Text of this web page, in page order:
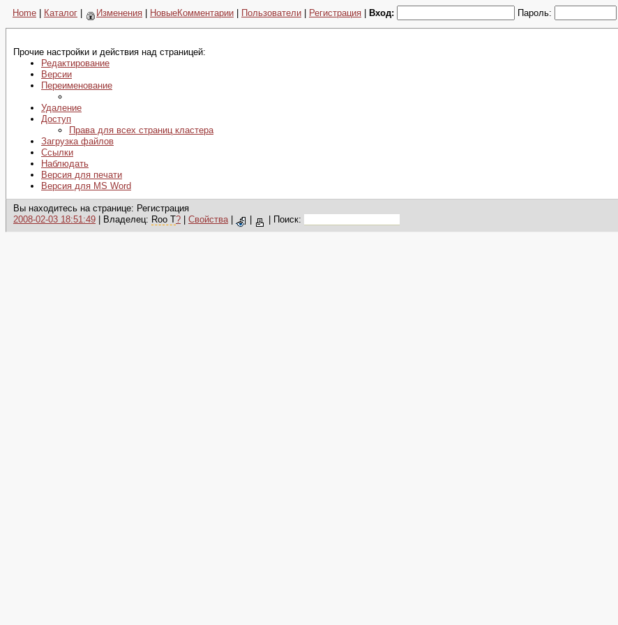
Home Каталог Изменения НовыеКомментарии Пользователи Регистрация Вход: Пароль:
Прочие настройки и действия над страницей:
Редактирование
Версии
Переименование
Удаление
Доступ
Права для всех страниц кластера
Загрузка файлов
Ссылки
Наблюдать
Версия для печати
Версия для MS Word
Вы находитесь на странице: Регистрация
2008-02-03 18:51:49 | Владелец: Roo T? Свойства| Поиск: